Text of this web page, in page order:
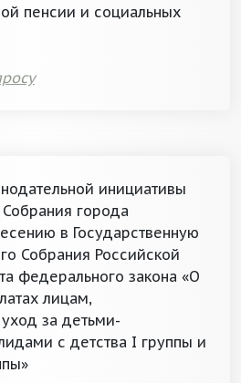
пенсии и социальных
инициативы
города
в Государственную
Собрания Российской
федерального закона «О
лицам,
за детьми-
с детства I группы и